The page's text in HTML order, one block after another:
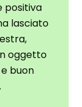
positiva
lasciato
oggetto
buon